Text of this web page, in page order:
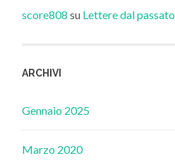
score808 su Lettere dal passato
ARCHIVI
Gennaio 2025
Marzo 2020